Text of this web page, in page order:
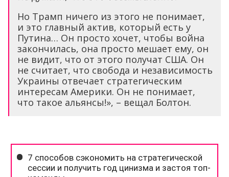
Но Трамп ничего из этого не понимает,
и это главный актив, который есть у
Путина… Он просто хочет, чтобы война
закончилась, она просто мешает ему, он
не видит, что от этого получат США. Он
не считает, что свобода и независимость
Украины отвечает стратегическим
интересам Америки. Он не понимает,
что такое альянсы!», – вещал Болтон.